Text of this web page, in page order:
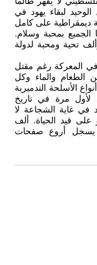
لبقاء يهود في
ديمقراطية على كامل
الجميع بمحبة وسلام.
تحية ومحبة لدولة
في المعركة رغم مقتل
الطعام والماء وكل
الأسلحة التدميرية
مرة في تاريخ
في غاية الشجاعة لا
على قيد الحياة. ألف
يسجل أروع صفحات